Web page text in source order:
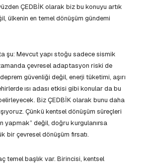
ÇEDBİK olarak biz bu konuyu artık
ülkenin en temel dönüşüm gündemi
şu: Mevcut yapı stoğu sadece sismik
çevresel adaptasyon riski de
güvenliği değil, enerji tüketimi, aşırı
ısı adası etkisi gibi konular da bu
Biz ÇEDBİK olarak bunu daha
Çünkü kentsel dönüşüm süreçleri
yapmak” değil, doğru kurgulanırsa
bir çevresel dönüşüm fırsatı.
temel başlık var. Birincisi, kentsel